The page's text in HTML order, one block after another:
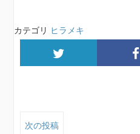
カテゴリ ヒラメキ
次の投稿